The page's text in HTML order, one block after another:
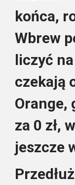
końca,
Wbrew
liczyć
czekają
Orange,
za 0 zł,
jeszcze